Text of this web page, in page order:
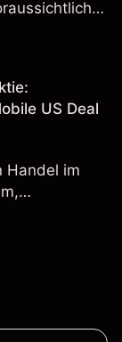
für
US Deal
Handel im
möglichen